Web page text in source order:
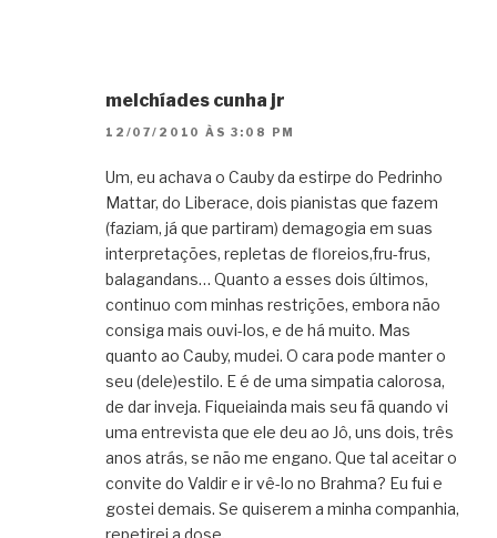
melchíades cunha jr
12/07/2010 ÀS 3:08 PM
Um, eu achava o Cauby da estirpe do Pedrinho
Mattar, do Liberace, dois pianistas que fazem
(faziam, já que partiram) demagogia em suas
interpretações, repletas de floreios,fru-frus,
balagandans… Quanto a esses dois últimos,
continuo com minhas restrições, embora não
consiga mais ouvi-los, e de há muito. Mas
quanto ao Cauby, mudei. O cara pode manter o
seu (dele)estilo. E é de uma simpatia calorosa,
de dar inveja. Fiqueiainda mais seu fã quando vi
uma entrevista que ele deu ao Jô, uns dois, três
anos atrás, se não me engano. Que tal aceitar o
convite do Valdir e ir vê-lo no Brahma? Eu fui e
gostei demais. Se quiserem a minha companhia,
repetirei a dose.